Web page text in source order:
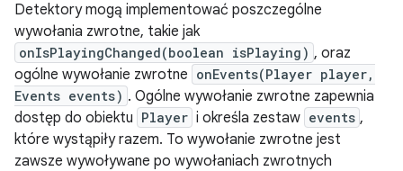
Detektory mogą implementować poszczególne
wywołania zwrotne, takie jak
onIsPlayingChanged(boolean isPlaying) , oraz
ogólne wywołanie zwrotne onEvents(Player player,
Events events) . Ogólne wywołanie zwrotne zapewnia
dostęp do obiektu Player i określa zestaw events ,
które wystąpiły razem. To wywołanie zwrotne jest
zawsze wywoływane po wywołaniach zwrotnych